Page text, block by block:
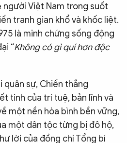
người Việt Nam trong suốt
tranh gian khổ và khốc liệt.
là minh chứng sống động
“Không có gì quí hơn độc
quân sự, Chiến thắng
tinh của trí tuệ, bản lĩnh và
một nền hòa bình bền vững,
một dân tộc từng bị đô hộ,
lời của đồng chí Tổng bí